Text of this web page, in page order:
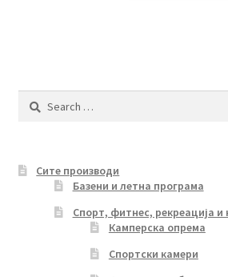
Search
Сите производи
Базени и летна програма
Спорт, фитнес, рекреација и
Камперска опрема
Спортски камери